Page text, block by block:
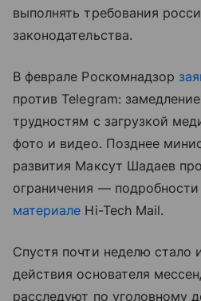
выполнять требования
законодательства.
В феврале Роскомнадзор
против Telegram:
трудностям с загрузкой
фото и видео. Позднее
развития Максут Шадаев
ограничения —
материале Hi-Tech Mail.
Спустя почти неделю стало
действия основателя
расследуют по уголовному